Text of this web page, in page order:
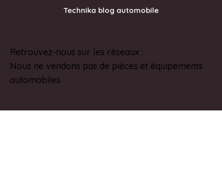
v
e
Technika blog automobile
Retrouvez-nous sur les réseaux :
Nous ne vendons pas de pièces et équipements
automobiles